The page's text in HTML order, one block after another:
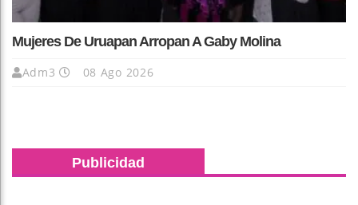
Mujeres De Uruapan Arropan A Gaby Molina
Adm3 08 Ago 2026
Publicidad